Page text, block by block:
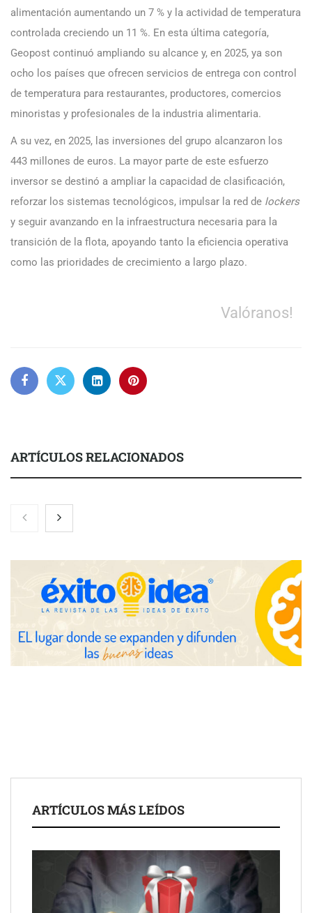
alimentación aumentando un 7 % y la actividad de temperatura
controlada creciendo un 11 %. En esta última categoría,
Geopost continuó ampliando su alcance y, en 2025, ya son
ocho los países que ofrecen servicios de entrega con control
de temperatura para restaurantes, productores, comercios
minoristas y profesionales de la industria alimentaria.
A su vez, en 2025, las inversiones del grupo alcanzaron los
443 millones de euros. La mayor parte de este esfuerzo
inversor se destinó a ampliar la capacidad de clasificación,
reforzar los sistemas tecnológicos, impulsar la red de lockers
y seguir avanzando en la infraestructura necesaria para la
transición de la flota, apoyando tanto la eficiencia operativa
como las prioridades de crecimiento a largo plazo.
Valóranos!
ARTÍCULOS RELACIONADOS
Martín Mingorance Abogados consolida su posición como
despacho de abogados Málaga de referencia para empresas y
Brisas del Estrecho abastece a la hostelería de Sevilla
conectando lonjas con establecimientos
ayuntamientos
ARTÍCULOS MÁS LEÍDOS